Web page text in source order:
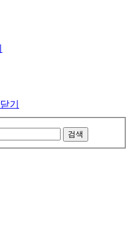
닫기
검색